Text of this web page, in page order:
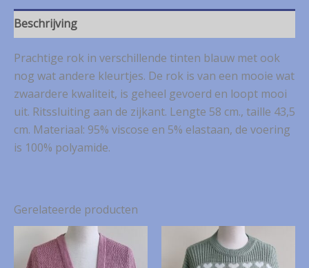
42
aantal
Beschrijving
Prachtige rok in verschillende tinten blauw met ook
nog wat andere kleurtjes. De rok is van een mooie wat
zwaardere kwaliteit, is geheel gevoerd en loopt mooi
uit. Ritssluiting aan de zijkant. Lengte 58 cm., taille 43,5
cm. Materiaal: 95% viscose en 5% elastaan, de voering
is 100% polyamide.
Gerelateerde producten